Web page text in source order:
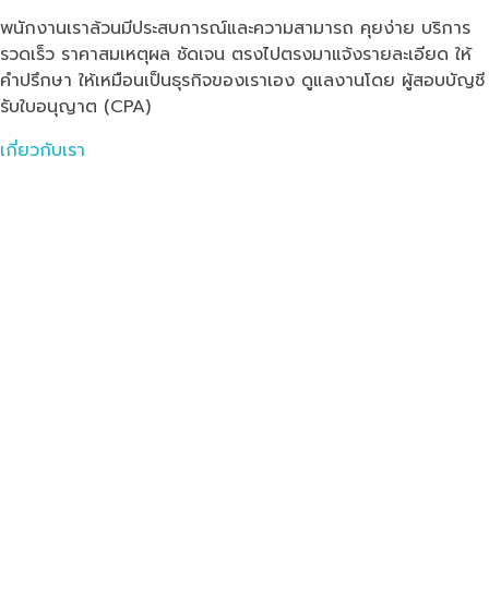
พนักงานเราล้วนมีประสบการณ์และความสามารถ คุยง่าย บริการ
รวดเร็ว ราคาสมเหตุผล ชัดเจน ตรงไปตรงมาแจ้งรายละเอียด ให้
คำปรึกษา ให้เหมือนเป็นธุรกิจของเราเอง ดูแลงานโดย ผู้สอบบัญชี
รับใบอนุญาต (CPA)
เกี่ยวกับเรา